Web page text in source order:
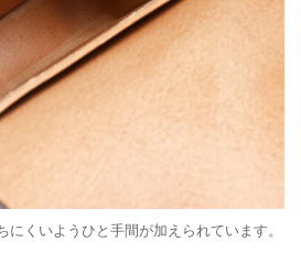
にくいようひと手間が加えられています。